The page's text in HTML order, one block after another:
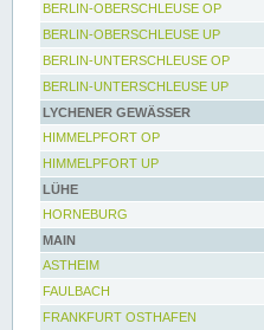
BERLIN-OBERSCHLEUSE OP
BERLIN-OBERSCHLEUSE UP
BERLIN-UNTERSCHLEUSE OP
BERLIN-UNTERSCHLEUSE UP
LYCHENER GEWÄSSER
HIMMELPFORT OP
HIMMELPFORT UP
LÜHE
HORNEBURG
MAIN
ASTHEIM
FAULBACH
FRANKFURT OSTHAFEN